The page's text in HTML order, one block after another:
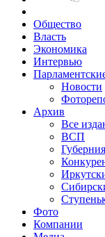
Общество
Власть
Экономика
Интервью
Новости
Архив
Все
ВСП
Губерния
Фото
Компании